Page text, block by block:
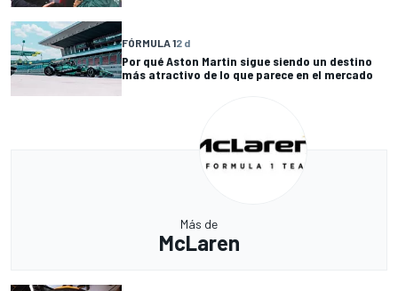
FÓRMULA 12 d
Por qué Aston Martin sigue siendo un destino
más atractivo de lo que parece en el mercado
Más de
McLaren